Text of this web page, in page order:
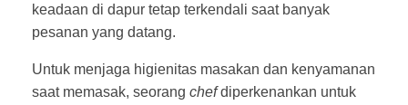
keadaan di dapur tetap terkendali saat banyak
pesanan yang datang.
Untuk menjaga higienitas masakan dan kenyamanan
saat memasak, seorang chefdiperkenankan untuk